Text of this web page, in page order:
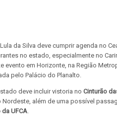
da Silva deve cumprir agenda no
no estado, especialmente no
evento em Horizonte, na Região
pelo Palácio do Planalto.
deve incluir vistoria no Cinturão
Nordeste, além de uma possível
UFCA.